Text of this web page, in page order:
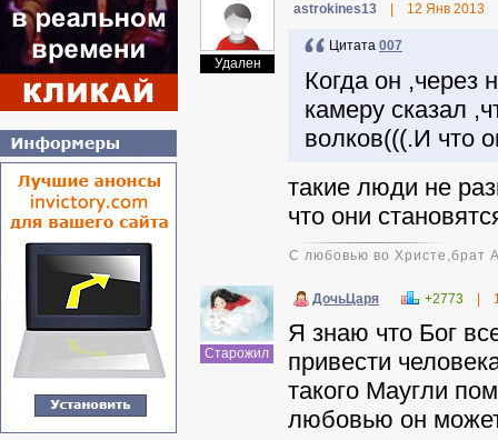
Удален
astrokines13 12 Янв 2013
Цитата 007
Когда он ,через
камеру сказал
волков(((.И что
такие люди не
что они
С любовью во Христе,брат
Старожил
ДочьЦаря +2773
Я знаю что Бог
привести
такого Маугли
любовью он